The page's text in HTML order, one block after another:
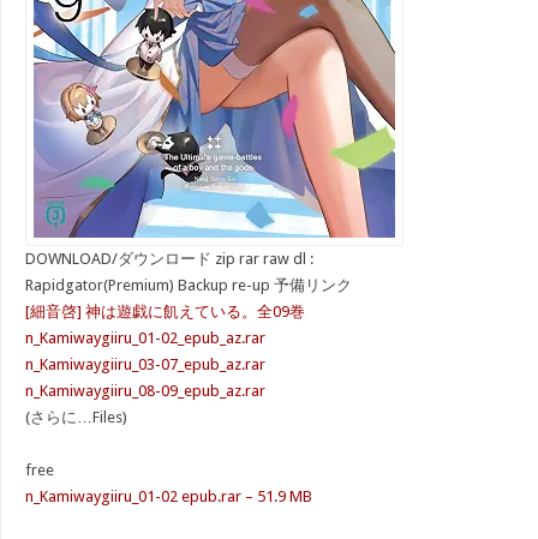
DOWNLOAD/ダウンロード zip rar raw dl :
Rapidgator(Premium) Backup re-up 予備リンク
[細音啓] 神は遊戯に飢えている。全09巻
n_Kamiwaygiiru_01-02_epub_az.rar
n_Kamiwaygiiru_03-07_epub_az.rar
n_Kamiwaygiiru_08-09_epub_az.rar
(さらに…Files)
free
n_Kamiwaygiiru_01-02 epub.rar – 51.9 MB